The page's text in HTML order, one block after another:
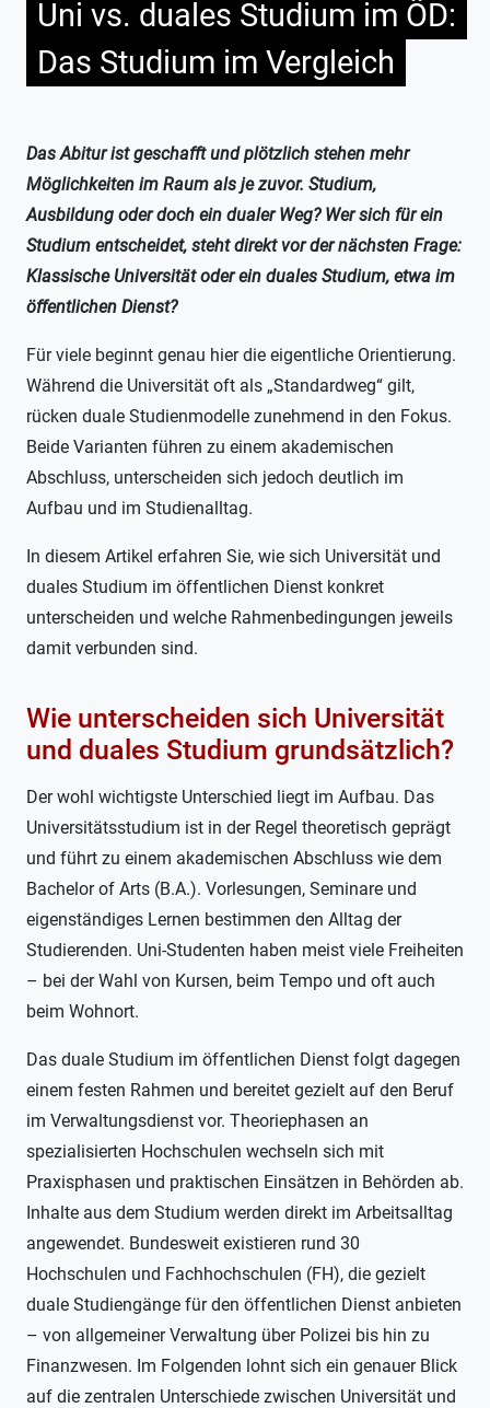
Uni vs. duales Studium im ÖD:
Das Studium im Vergleich
Das Abitur ist geschafft und plötzlich stehen mehr
Möglichkeiten im Raum als je zuvor. Studium,
Ausbildung oder doch ein dualer Weg? Wer sich für ein
Studium entscheidet, steht direkt vor der nächsten Frage:
Klassische Universität oder ein duales Studium, etwa im
öffentlichen Dienst?
Für viele beginnt genau hier die eigentliche Orientierung.
Während die Universität oft als „Standardweg“ gilt,
rücken duale Studienmodelle zunehmend in den Fokus.
Beide Varianten führen zu einem akademischen
Abschluss, unterscheiden sich jedoch deutlich im
Aufbau und im Studienalltag.
In diesem Artikel erfahren Sie, wie sich Universität und
duales Studium im öffentlichen Dienst konkret
unterscheiden und welche Rahmenbedingungen jeweils
damit verbunden sind.
Wie unterscheiden sich Universität
und duales Studium grundsätzlich?
Der wohl wichtigste Unterschied liegt im Aufbau. Das
Universitätsstudium ist in der Regel theoretisch geprägt
und führt zu einem akademischen Abschluss wie dem
Bachelor of Arts (B.A.). Vorlesungen, Seminare und
eigenständiges Lernen bestimmen den Alltag der
Studierenden. Uni-Studenten haben meist viele Freiheiten
– bei der Wahl von Kursen, beim Tempo und oft auch
beim Wohnort.
Das duale Studium im öffentlichen Dienst folgt dagegen
einem festen Rahmen und bereitet gezielt auf den Beruf
im Verwaltungsdienst vor. Theoriephasen an
spezialisierten Hochschulen wechseln sich mit
Praxisphasen und praktischen Einsätzen in Behörden ab.
Inhalte aus dem Studium werden direkt im Arbeitsalltag
angewendet. Bundesweit existieren rund 30
Hochschulen und Fachhochschulen (FH), die gezielt
duale Studiengänge für den öffentlichen Dienst anbieten
– von allgemeiner Verwaltung über Polizei bis hin zu
Finanzwesen. Im Folgenden lohnt sich ein genauer Blick
auf die zentralen Unterschiede zwischen Universität und